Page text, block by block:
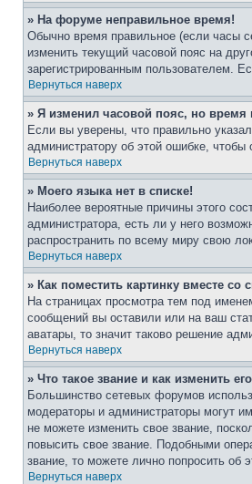
» На форуме неправильное время!
Обычно время правильное (если часы
изменить текущий часовой пояс на
зарегистрированным пользователем.
Вернуться наверх
» Я изменил часовой пояс, но время
Если вы уверены, что правильно
администратору об этой ошибке, чтобы
Вернуться наверх
» Моего языка нет в списке!
Наиболее вероятные причины этого
администратора, есть ли у него
распространить по всему миру свою
Вернуться наверх
» Как поместить картинку вместе со
На страницах просмотра тем под
сообщений вы оставили или на ваш
аватары, то значит таково решение
Вернуться наверх
» Что такое звание и как изменить
Большинство сетевых форумов
модераторы и администраторы могут
не можете изменить свое звание,
повысить свое звание. Подобными
звание, то можете лично попросить об
Вернуться наверх